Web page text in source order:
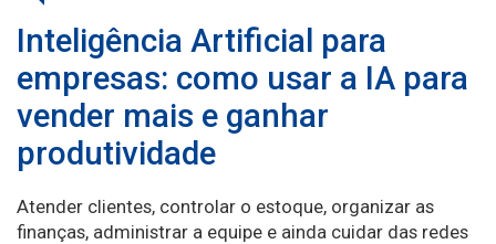
Inteligência Artificial para
empresas: como usar a IA para
vender mais e ganhar
produtividade
Atender clientes, controlar o estoque, organizar as
finanças, administrar a equipe e ainda cuidar das redes